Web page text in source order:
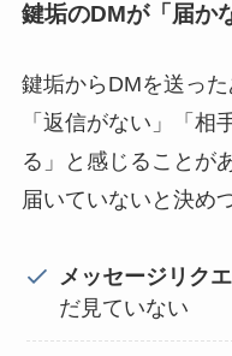
鍵垢のDMが「届か
鍵垢からDMを送った
「返信がない」「相
る」と感じることが
届いていないと決め
メッセージリク
だ見ていない